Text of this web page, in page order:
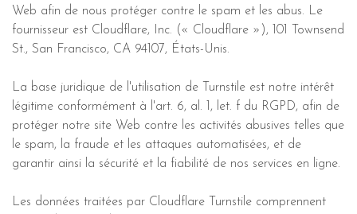
Web afin de nous protéger contre le spam et les abus. Le
fournisseur est Cloudflare, Inc. (« Cloudflare »), 101 Townsend
St., San Francisco, CA 94107, États-Unis.
La base juridique de l'utilisation de Turnstile est notre intérêt
légitime conformément à l'art. 6, al. 1, let. f du RGPD, afin de
protéger notre site Web contre les activités abusives telles que
le spam, la fraude et les attaques automatisées, et de
garantir ainsi la sécurité et la fiabilité de nos services en ligne.
Les données traitées par Cloudflare Turnstile comprennent